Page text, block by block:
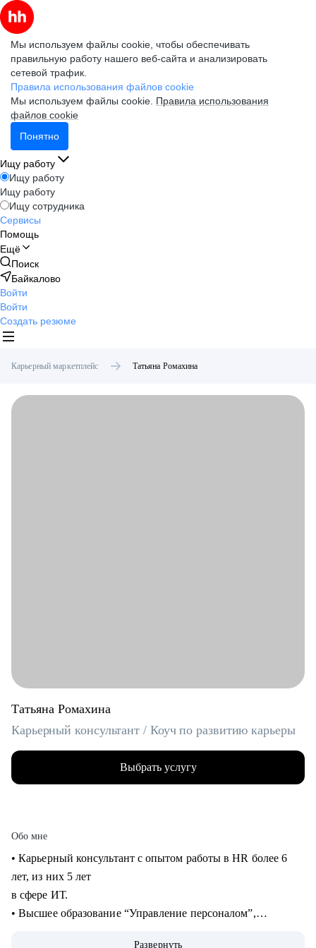
Мы используем файлы cookie, чтобы обеспечивать
правильную работу нашего веб-сайта и анализировать
сетевой трафик.
Правила использования файлов cookie
Мы используем файлы cookie. Правила использования
файлов cookie
Понятно
Ищу работу
Ищу работу
Ищу работу
Ищу сотрудника
Сервисы
Помощь
Ещё
Поиск
Байкалово
Войти
Войти
Создать резюме
Карьерный маркетплейс Татьяна Ромахина
Татьяна Ромахина
Карьерный консультант / Коуч по развитию карьеры
Выбрать услугу
Обо мне
• Карьерный консультант с опытом работы в HR более 6
лет, из них 5 лет
в сфере ИТ.
• Высшее образование “Управление персоналом”,
Развернуть